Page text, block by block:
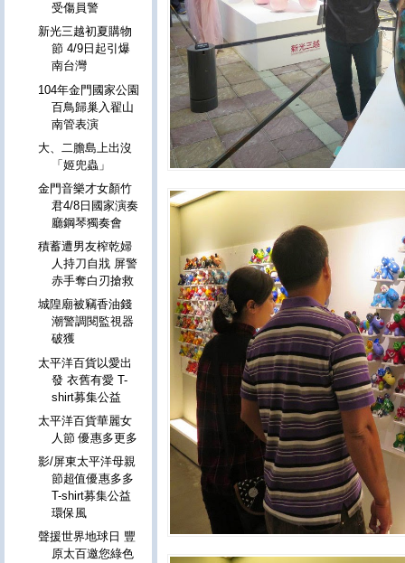
受傷員警
新光三越初夏購物
節 4/9日起引爆
南台灣
104年金門國家公園
百鳥歸巢入翟山
南管表演
大、二膽島上出沒
「姬兜蟲」
金門音樂才女顏竹
君4/8日國家演奏
廳鋼琴獨奏會
積蓄遭男友榨乾婦
人持刀自戕 屏警
赤手奪白刃搶救
城隍廟被竊香油錢
潮警調閱監視器
破獲
太平洋百貨以愛出
發 衣舊有愛 T-
shirt募集公益
太平洋百貨華麗女
人節 優惠多更多
影/屏東太平洋母親
節超值優惠多多
T-shirt募集公益
環保風
聲援世界地球日 豐
原太百邀您綠色